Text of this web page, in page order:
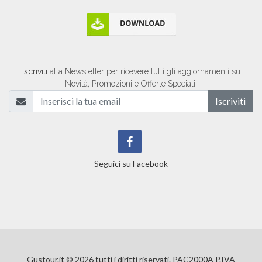
Iscriviti alla Newsletter per ricevere tutti gli aggiornamenti su
Novità, Promozioni e Offerte Speciali.
Iscriviti
Seguici su Facebook
Gustour.it © 2026tutti i diritti riservati. PAC2000A P.IVA